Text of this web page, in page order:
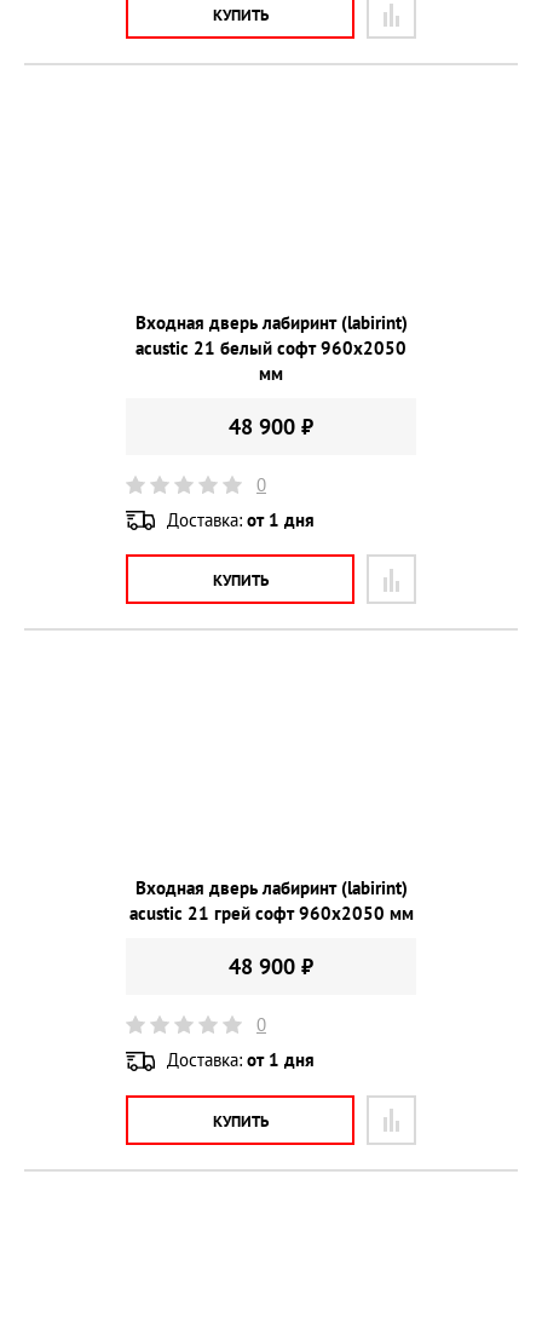
КУПИТЬ
Входная дверь лабиринт (labirint)
acustic 21 белый софт 960х2050
мм
48 900 ₽
0
Доставка: от 1 дня
КУПИТЬ
Входная дверь лабиринт (labirint)
acustic 21 грей софт 960х2050 мм
48 900 ₽
0
Доставка: от 1 дня
КУПИТЬ